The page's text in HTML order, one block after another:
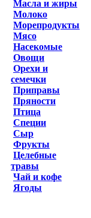
Масла и жиры
Молоко
Морепродукты
Мясо
Насекомые
Овощи
Орехи и
семечки
Приправы
Пряности
Птица
Специи
Сыр
Фрукты
Целебные
травы
Чай и кофе
Ягоды